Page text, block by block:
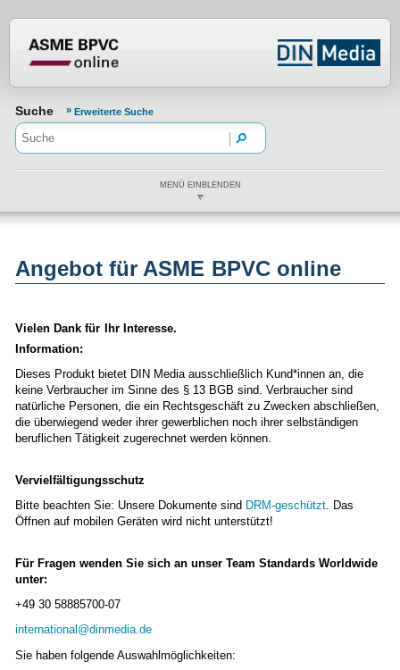
Suche Erweiterte Suche
MENÜ EINBLENDEN
Angebot für ASME BPVC online
Vielen Dank für Ihr Interesse.
Information:
Dieses Produkt bietet DIN Media ausschließlich Kund*innen an, die
keine Verbraucher im Sinne des § 13 BGB sind. Verbraucher sind
natürliche Personen, die ein Rechtsgeschäft zu Zwecken abschließen,
die überwiegend weder ihrer gewerblichen noch ihrer selbständigen
beruflichen Tätigkeit zugerechnet werden können.
Vervielfältigungsschutz
Bitte beachten Sie: Unsere Dokumente sind DRM-geschützt. Das
Öffnen auf mobilen Geräten wird nicht unterstützt!
Für Fragen wenden Sie sich an unser Team Standards Worldwide
unter:
+49 30 58885700-07
international@dinmedia.de
Sie haben folgende Auswahlmöglichkeiten: